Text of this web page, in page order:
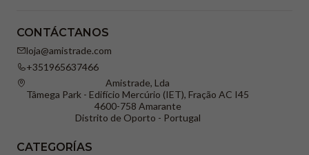
CONTÁCTANOS
loja@amistrade.com
+351965637466
Amistrade, Lda
Tâmega Park - Edifício Mercúrio (IET), Fração AC I45
4600-758 Amarante
Distrito de Oporto - Portugal
CATEGORÍAS